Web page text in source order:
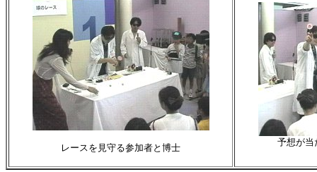
レースを見守る参加者と博士
予想が当